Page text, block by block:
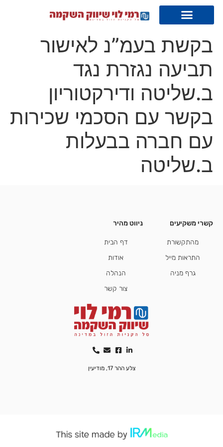
בקשת בעמ”נ לאישור
תביעה נגזרת נגד
ב.שליטה ודירקטוריון
בקשר עם הסכמי שכירות
עם חברה בבעלות
ב.שליטה
קשרי משקיעים
מהתקשורת
התראות מייל
גרף מניה
ניווט מהיר
דף הבית
אודות
הנהלה
צור קשר
צלע ההר 17, מודיעין